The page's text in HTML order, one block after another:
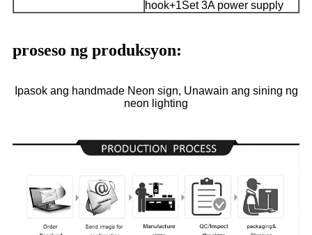
hook+1Set 3A power supply
proseso ng produksyon:
Ipasok ang handmade Neon sign, Unawain ang sining ng
neon lighting